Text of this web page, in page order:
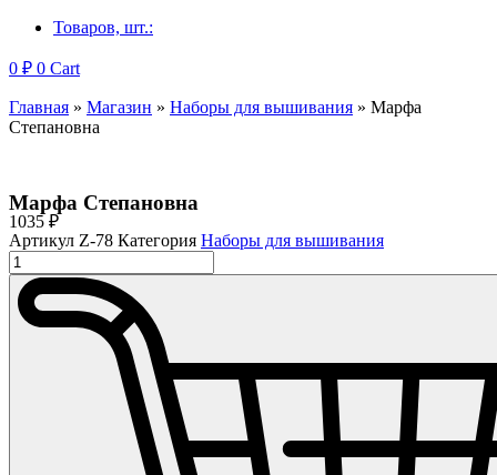
Товаров, шт.:
0 ₽ 0 Cart
Главная » Магазин » Наборы для вышивания » Марфа
Степановна
Марфа Степановна
1035 ₽
Артикул Z-78 Категория Наборы для вышивания
Количество
товара
Марфа
Степановна